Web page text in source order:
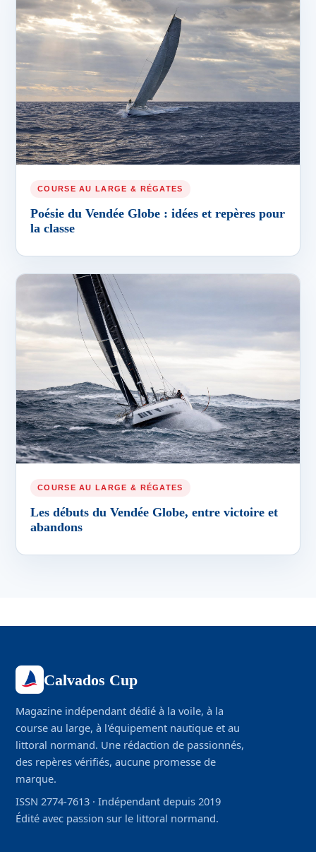
COURSE AU LARGE & RÉGATES
Poésie du Vendée Globe : idées et repères pour
la classe
COURSE AU LARGE & RÉGATES
Les débuts du Vendée Globe, entre victoire et
abandons
Calvados Cup
Magazine indépendant dédié à la voile, à la
course au large, à l'équipement nautique et au
littoral normand. Une rédaction de passionnés,
des repères vérifiés, aucune promesse de
marque.
ISSN 2774-7613 · Indépendant depuis 2019
Édité avec passion sur le littoral normand.